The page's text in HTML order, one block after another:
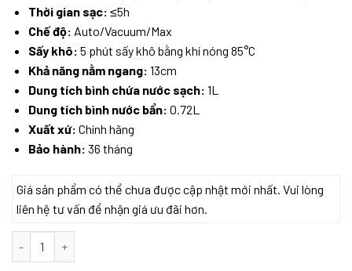
Thời gian sạc: ≤5h
Chế độ: Auto/Vacuum/Max
Sấy khô: 5 phút sấy khô bằng khí nóng 85°C
Khả năng nằm ngang: 13cm
Dung tích bình chứa nước sạch: 1L
Dung tích bình nước bẩn: 0.72L
Xuất xứ: Chính hãng
Bảo hành: 36 tháng
Giá sản phẩm có thể chưa được cập nhật mới nhất. Vui lòng
liên hệ tư vấn để nhận giá ưu đãi hơn.